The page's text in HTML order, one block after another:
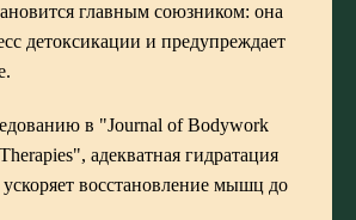
главным союзником: она
детоксикации и предупреждает
в "Journal of Bodywork
адекватная гидратация
восстановление мышц до